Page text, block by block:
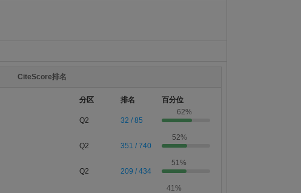
CiteScore排名
分区 排名
百分位
Q2 32 / 85
62%
Q2 351 / 740
52%
Q2 209 / 434
51%
41%